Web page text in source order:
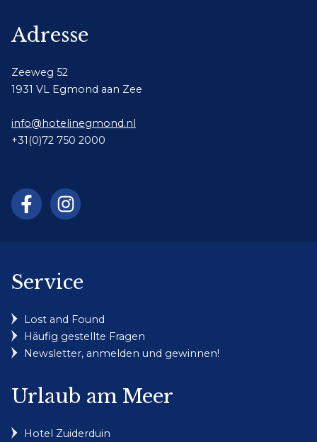
Adresse
Zeeweg 52
1931 VL Egmond aan Zee
info@hotelinegmond.nl
+31(0)72 750 2000
Service
Lost and Found
Häufig gestellte Fragen
Newsletter, anmelden und gewinnen!
Urlaub am Meer
Hotel Zuiderduin